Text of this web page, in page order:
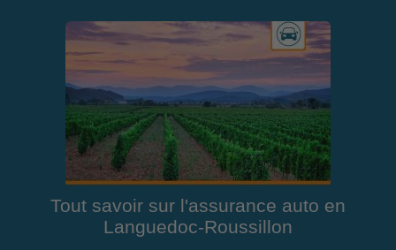
Tout savoir sur l'assurance auto en
Languedoc-Roussillon